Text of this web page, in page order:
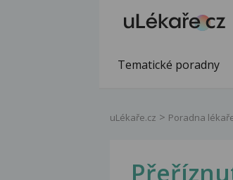
Tematické poradny
uLékaře.cz Poradna